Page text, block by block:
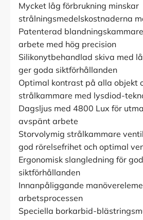
Mycket låg förbrukning minskar
strålningsmedelskostnaderna
Patenterad
arbete med hög precision
Silikonytbehandlad skiva med
ger goda siktförhållanden
Optimal kontrast på alla objekt
strålkammare med lysdiod-
Dagsljus med 4800 Lux för
avspänt arbete
Storvolymig strålkammare
god rörelsefrihet och optimal
Ergonomisk slangledning för
siktförhållanden
Innanpåliggande
arbetsprocessen
Speciella borkarbid-